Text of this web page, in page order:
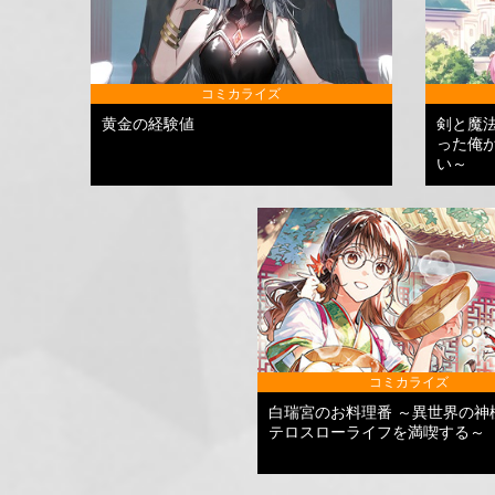
コミカライズ
黄金の経験値
剣と魔
った俺
い～
コミカライズ
白瑞宮のお料理番 ～異世界の神
テロスローライフを満喫する～